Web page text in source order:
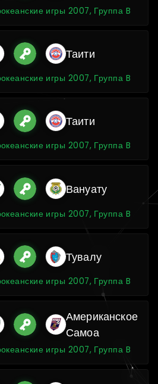
игры 2007, Группа B
Таити
игры 2007, Группа B
Таити
игры 2007, Группа B
Вануату
игры 2007, Группа B
Тувалу
игры 2007, Группа B
Американское
Самоа
игры 2007, Группа B